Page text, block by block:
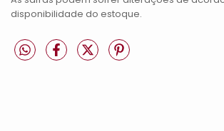
disponibilidade do estoque.